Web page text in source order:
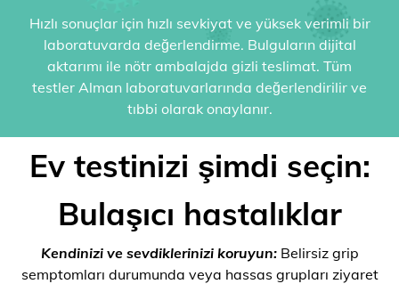
Hızlı sonuçlar için hızlı sevkiyat ve yüksek verimli bir
laboratuvarda değerlendirme. Bulguların dijital
aktarımı ile nötr ambalajda gizli teslimat. Tüm
testler Alman laboratuvarlarında değerlendirilir ve
tıbbi olarak onaylanır.
Ev testinizi şimdi seçin:
Bulaşıcı hastalıklar
Kendinizi ve sevdiklerinizi koruyun:Belirsiz grip
semptomları durumunda veya hassas grupları ziyaret